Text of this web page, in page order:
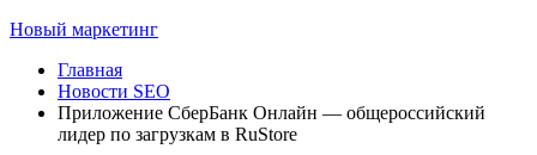
Новый маркетинг
Главная
Новости SEO
Приложение СберБанк Онлайн — общероссийский
лидер по загрузкам в RuStore